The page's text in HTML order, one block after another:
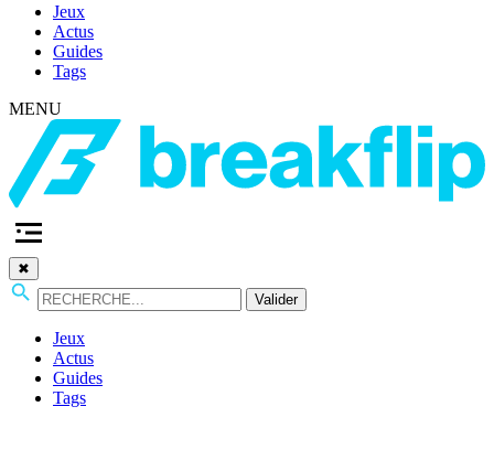
Jeux
Actus
Guides
Tags
MENU
✖
Valider
Jeux
Actus
Guides
Tags